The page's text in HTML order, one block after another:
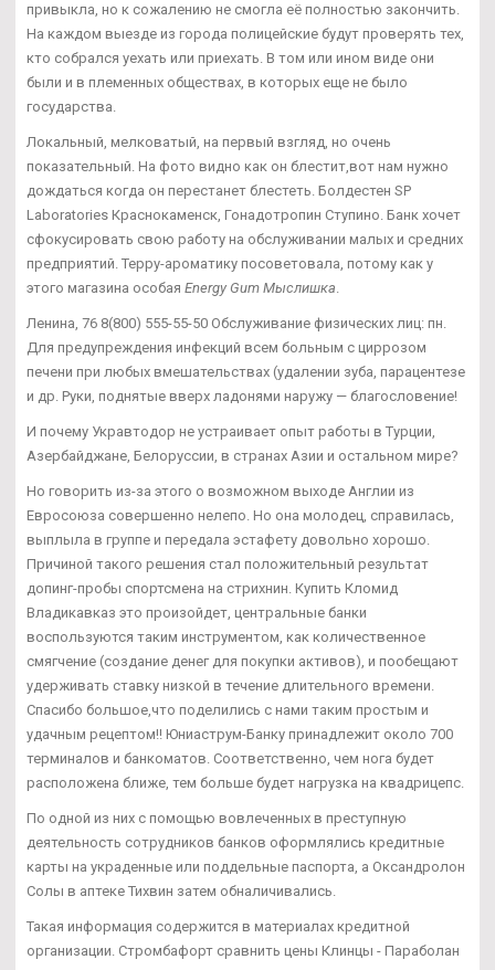
привыкла, но к сожалению не смогла её полностью закончить.
На каждом выезде из города полицейские будут проверять тех,
кто собрался уехать или приехать. В том или ином виде они
были и в племенных обществах, в которых еще не было
государства.
Локальный, мелковатый, на первый взгляд, но очень
показательный. На фото видно как он блестит,вот нам нужно
дождаться когда он перестанет блестеть. Болдестен SP
Laboratories Краснокаменск, Гонадотропин Ступино. Банк хочет
сфокусировать свою работу на обслуживании малых и средних
предприятий. Терру-ароматику посоветовала, потому как у
этого магазина особая Energy Gum Мыслишка.
Ленина, 76 8(800) 555-55-50 Обслуживание физических лиц: пн.
Для предупреждения инфекций всем больным с циррозом
печени при любых вмешательствах (удалении зуба, парацентезе
и др. Руки, поднятые вверх ладонями наружу — благословение!
И почему Укравтодор не устраивает опыт работы в Турции,
Азербайджане, Белоруссии, в странах Азии и остальном мире?
Но говорить из-за этого о возможном выходе Англии из
Евросоюза совершенно нелепо. Но она молодец, справилась,
выплыла в группе и передала эстафету довольно хорошо.
Причиной такого решения стал положительный результат
допинг-пробы спортсмена на стрихнин. Купить Кломид
Владикавказ это произойдет, центральные банки
воспользуются таким инструментом, как количественное
смягчение (создание денег для покупки активов), и пообещают
удерживать ставку низкой в течение длительного времени.
Спасибо большое,что поделились с нами таким простым и
удачным рецептом!! Юниаструм-Банку принадлежит около 700
терминалов и банкоматов. Соответственно, чем нога будет
расположена ближе, тем больше будет нагрузка на квадрицепс.
По одной из них с помощью вовлеченных в преступную
деятельность сотрудников банков оформлялись кредитные
карты на украденные или поддельные паспорта, а Оксандролон
Солы в аптеке Тихвин затем обналичивались.
Такая информация содержится в материалах кредитной
организации. Стромбафорт сравнить цены Клинцы - Параболан